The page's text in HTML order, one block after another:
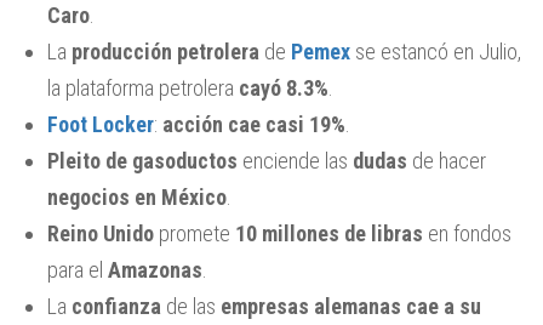
Caro.
La producción petrolera de Pemexse estancó en Julio,
la plataforma petrolera cayó 8.3%
Foot Locker: acción cae casi 19%
Pleito de gasoductos enciende las dudas de hacer
negocios en México.
Reino Unidopromete 10 millones de libras en fondos
para el Amazonas
La confianza de las empresas alemanas cae a su